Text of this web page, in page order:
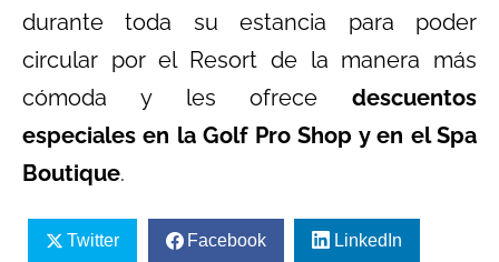
durante toda su estancia para poder
circular por el Resort de la manera más
cómoda y les ofrece descuentos
especiales en la Golf Pro Shop y en el Spa
Boutique.
Twitter Facebook LinkedIn